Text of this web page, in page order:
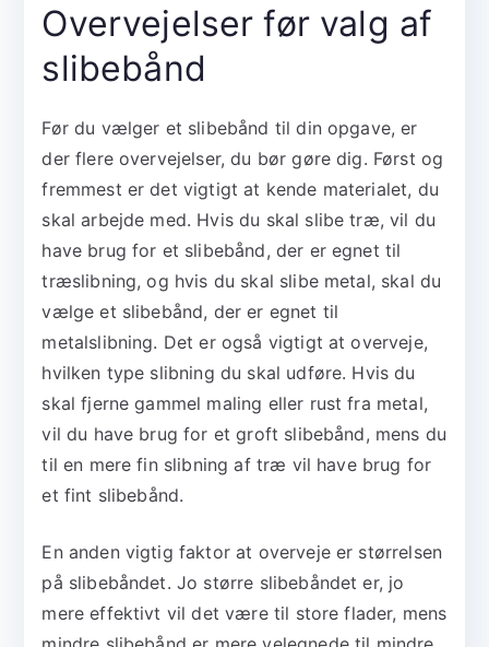
Overvejelser før valg af
slibebånd
Før du vælger et slibebånd til din opgave, er
der flere overvejelser, du bør gøre dig. Først og
fremmest er det vigtigt at kende materialet, du
skal arbejde med. Hvis du skal slibe træ, vil du
have brug for et slibebånd, der er egnet til
træslibning, og hvis du skal slibe metal, skal du
vælge et slibebånd, der er egnet til
metalslibning. Det er også vigtigt at overveje,
hvilken type slibning du skal udføre. Hvis du
skal fjerne gammel maling eller rust fra metal,
vil du have brug for et groft slibebånd, mens du
til en mere fin slibning af træ vil have brug for
et fint slibebånd.
En anden vigtig faktor at overveje er størrelsen
på slibebåndet. Jo større slibebåndet er, jo
mere effektivt vil det være til store flader, mens